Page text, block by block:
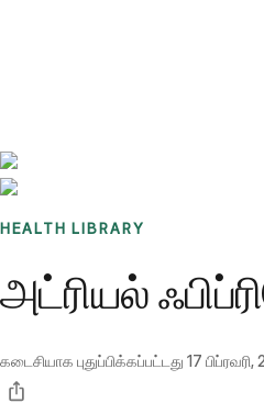
HEALTH LIBRARY
அட்ரியல்
கடைசியாக புதுப்பிக்கப்பட்டது 17